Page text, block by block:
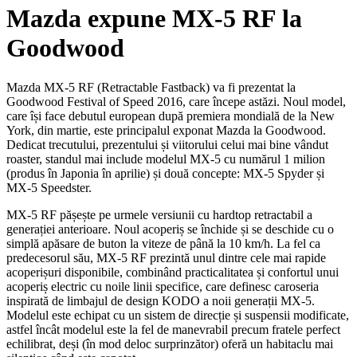
Mazda expune MX-5 RF la
Goodwood
Mazda MX-5 RF (Retractable Fastback) va fi prezentat la
Goodwood Festival of Speed 2016, care începe astăzi. Noul model,
care își face debutul european după premiera mondială de la New
York, din martie, este principalul exponat Mazda la Goodwood.
Dedicat trecutului, prezentului și viitorului celui mai bine vândut
roaster, standul mai include modelul MX-5 cu numărul 1 milion
(produs în Japonia în aprilie) și două concepte: MX-5 Spyder și
MX-5 Speedster.
MX-5 RF pășește pe urmele versiunii cu hardtop retractabil a
generației anterioare. Noul acoperiș se închide și se deschide cu o
simplă apăsare de buton la viteze de până la 10 km/h. La fel ca
predecesorul său, MX-5 RF prezintă unul dintre cele mai rapide
acoperișuri disponibile, combinând practicalitatea și confortul unui
acoperiș electric cu noile linii specifice, care definesc caroseria
inspirată de limbajul de design KODO a noii generații MX-5.
Modelul este echipat cu un sistem de direcție și suspensii modificate,
astfel încât modelul este la fel de manevrabil precum fratele perfect
echilibrat, deși (în mod deloc surprinzător) oferă un habitaclu mai